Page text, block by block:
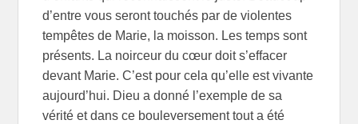
d’entre vous seront touchés par de violentes
tempêtes de Marie, la moisson. Les temps sont
présents. La noirceur du cœur doit s’effacer
devant Marie. C’est pour cela qu’elle est vivante
aujourd’hui. Dieu a donné l’exemple de sa
vérité et dans ce bouleversement tout a été